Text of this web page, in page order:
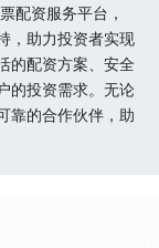
配资服务平台，
，助力投资者实现
的配资方案、安全
的投资需求。无论
靠的合作伙伴，助